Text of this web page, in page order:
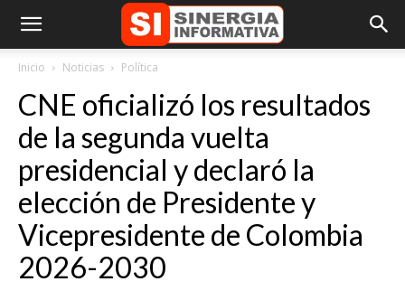
Inicio Noticias Política
CNE oficializó los resultados
de la segunda vuelta
presidencial y declaró la
elección de Presidente y
Vicepresidente de Colombia
2026-2030